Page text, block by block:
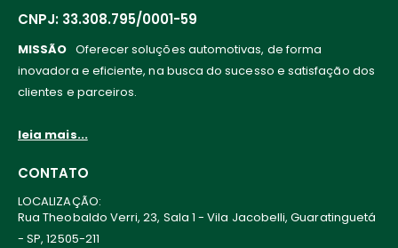
CNPJ: 33.308.795/0001-59
MISSÃO Oferecer soluções automotivas, de forma
inovadora e eficiente, na busca do sucesso e satisfação dos
clientes e parceiros.
leia mais...
CONTATO
LOCALIZAÇÃO:
Rua Theobaldo Verri, 23, Sala 1 - Vila Jacobelli, Guaratinguetá
- SP, 12505-211